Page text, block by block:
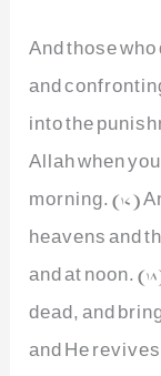
And those
and
into the
Allah when
morning. (17)
heavens and
and at noon.
dead, and
and He